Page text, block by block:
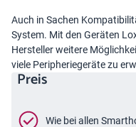
Auch in Sachen
System. Mit den Geräten
Hersteller weitere
viele Peripheriegeräte zu
Preis
Wie bei allen